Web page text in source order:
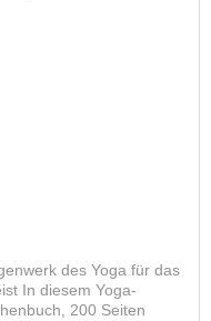
des Yoga für das
In diesem Yoga-
200 Seiten